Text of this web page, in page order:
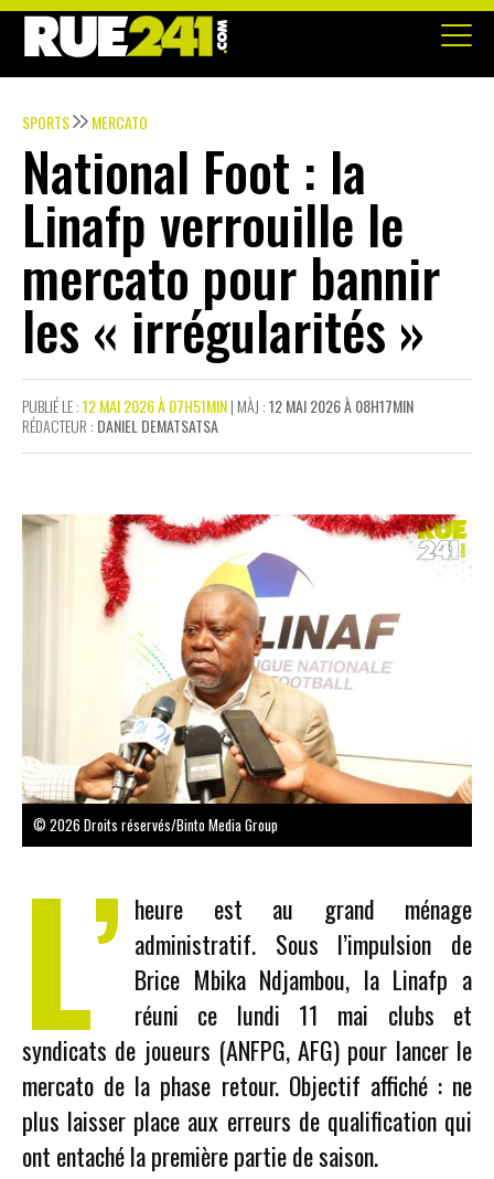
SPORTS MERCATO
National Foot : la
Linafp verrouille le
mercato pour bannir
les « irrégularités »
PUBLIÉ LE :12 MAI 2026 À 07H51MIN| MÀJ :12 MAI 2026 À 08H17MIN
RÉDACTEUR : DANIEL DEMATSATSA
© 2026 Droits réservés/Binto Media Group
L’ heure est au grand ménage
administratif. Sous l’impulsion de
Brice Mbika Ndjambou, la Linafp a
réuni ce lundi 11 mai clubs et
syndicats de joueurs (ANFPG, AFG) pour lancer le
mercato de la phase retour. Objectif affiché : ne
plus laisser place aux erreurs de qualification qui
ont entaché la première partie de saison.